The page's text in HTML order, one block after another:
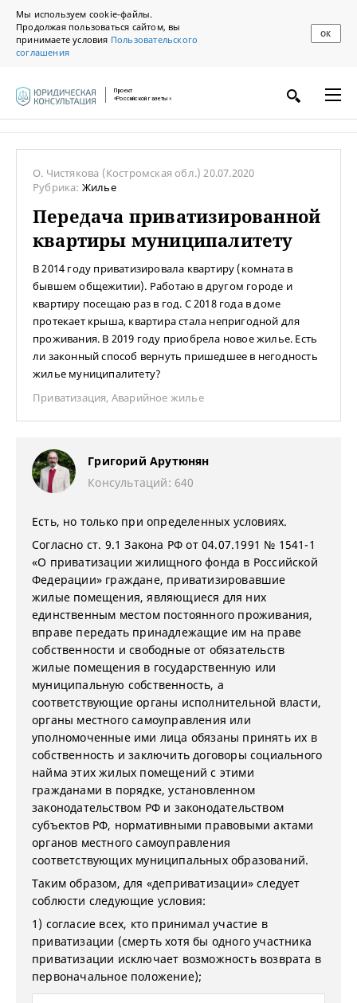
Мы используем cookie-файлы.
Продолжая пользоваться сайтом, вы
принимаете условия Пользовательского
соглашения
ОК
Проект
«Российской газеты»
О. Чистякова (Костромская обл.)20.07.2020
Рубрика: Жилье
Передача приватизированной
квартиры муниципалитету
В 2014 году приватизировала квартиру (комната в
бывшем общежитии). Работаю в другом городе и
квартиру посещаю раз в год. С 2018 года в доме
протекает крыша, квартира стала непригодной для
проживания. В 2019 году приобрела новое жилье. Есть
ли законный способ вернуть пришедшее в негодность
жилье муниципалитету?
Приватизация, Аварийное жилье
Григорий Арутюнян
Консультаций: 640
Есть, но только при определенных условиях.
Согласно ст. 9.1 Закона РФ от 04.07.1991 № 1541-1
«О приватизации жилищного фонда в Российской
Федерации» граждане, приватизировавшие
жилые помещения, являющиеся для них
единственным местом постоянного проживания,
вправе передать принадлежащие им на праве
собственности и свободные от обязательств
жилые помещения в государственную или
муниципальную собственность, а
соответствующие органы исполнительной власти,
органы местного самоуправления или
уполномоченные ими лица обязаны принять их в
собственность и заключить договоры социального
найма этих жилых помещений с этими
гражданами в порядке, установленном
законодательством РФ и законодательством
субъектов РФ, нормативными правовыми актами
органов местного самоуправления
соответствующих муниципальных образований.
Таким образом, для «деприватизации» следует
соблюсти следующие условия:
1) согласие всех, кто принимал участие в
приватизации (смерть хотя бы одного участника
приватизации исключает возможность возврата в
первоначальное положение);